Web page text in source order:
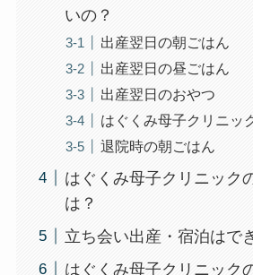
いの？
出産翌日の朝ごはん
出産翌日の昼ごはん
出産翌日のおやつ
はぐくみ母子クリニッ
退院時の朝ごはん
はぐくみ母子クリニック
は？
立ち会い出産・宿泊はで
はぐくみ母子クリニック